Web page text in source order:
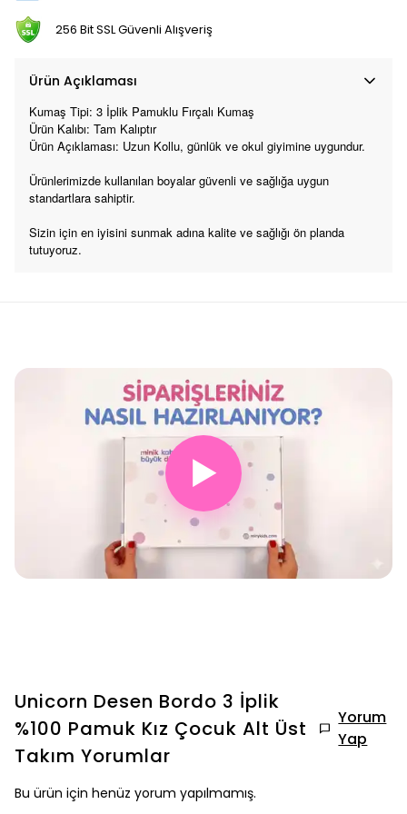
256 Bit SSL Güvenli Alışveriş
Ürün Açıklaması
Kumaş Tipi: 3 İplik Pamuklu Fırçalı Kumaş
Ürün Kalıbı: Tam Kalıptır
Ürün Açıklaması: Uzun Kollu, günlük ve okul giyimine uygundur.
Ürünlerimizde kullanılan boyalar güvenli ve sağlığa uygun
standartlara sahiptir.
Sizin için en iyisini sunmak adına kalite ve sağlığı ön planda
tutuyoruz.
▶
Unicorn Desen Bordo 3 İplik
%100 Pamuk Kız Çocuk Alt Üst
Takım Yorumlar
Yorum
Yap
Bu ürün için henüz yorum yapılmamış.